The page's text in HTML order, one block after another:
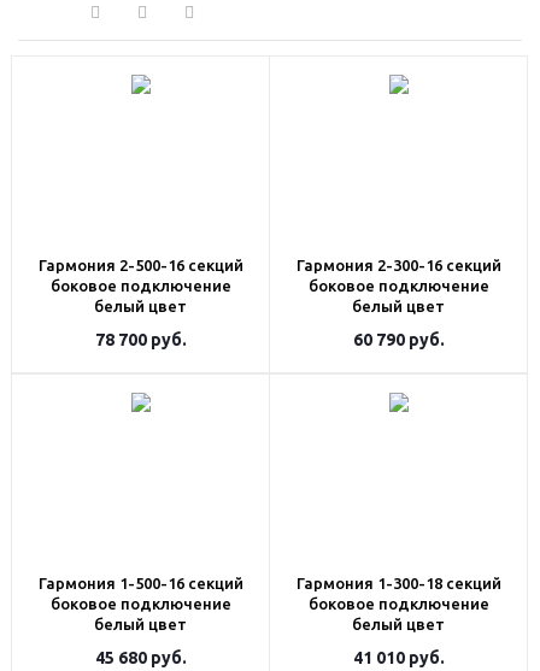
Гармония 2-500-16 секций
боковое подключение
белый цвет
78 700руб.
Гармония 2-300-16 секций
боковое подключение
белый цвет
60 790руб.
Гармония 1-500-16 секций
боковое подключение
белый цвет
45 680руб.
Гармония 1-300-18 секций
боковое подключение
белый цвет
41 010руб.